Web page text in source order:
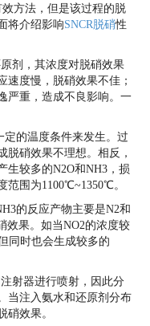
方法，但是该过程的脱
将介绍影响SNCR脱硝性
剂，其浓度对脱硝效果
速度慢，脱硝效果不佳；
严重，造成不良影响。一
定的温度条件来发生。过
脱硝效果不理想。相反，
生较多的N2O和NH3，损
范围为1100℃~1350℃。
的反应产物主要是N2和
效果。如当NO2的浓度较
同时也会生成较多的
射器进行喷射，因此分
当注入氨水和还原剂分布
硝效果。